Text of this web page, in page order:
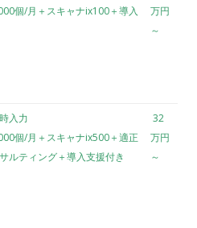
個/月＋スキャナix100＋導入
万円
～
入力
個/月＋スキャナix500＋適正
ルティング＋導入支援付き
32
万円
～